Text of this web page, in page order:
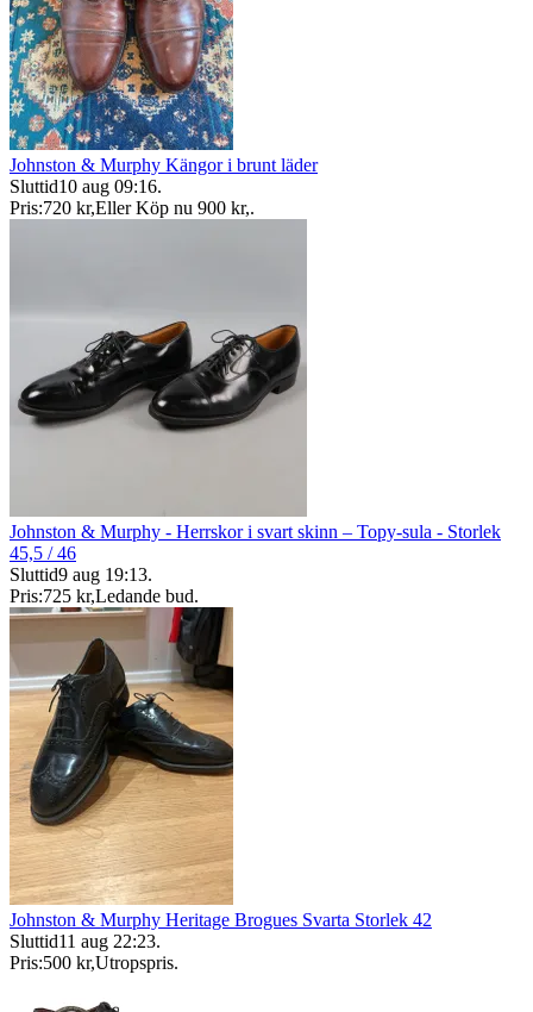
Johnston & Murphy Kängor i brunt läder
Sluttid10 aug 09:16.
Pris:720 kr,Eller Köp nu 900 kr,.
Johnston & Murphy - Herrskor i svart skinn – Topy-sula - Storlek
45,5 / 46
Sluttid9 aug 19:13.
Pris:725 kr,Ledande bud.
Johnston & Murphy Heritage Brogues Svarta Storlek 42
Sluttid11 aug 22:23.
Pris:500 kr,Utropspris.